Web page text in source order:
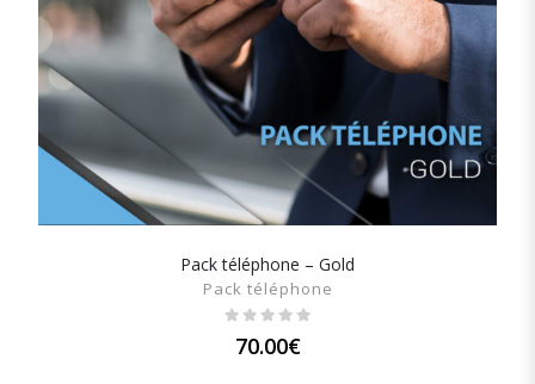
SHOW DETAILS
Pack téléphone – Gold
Pack téléphone
70.00€